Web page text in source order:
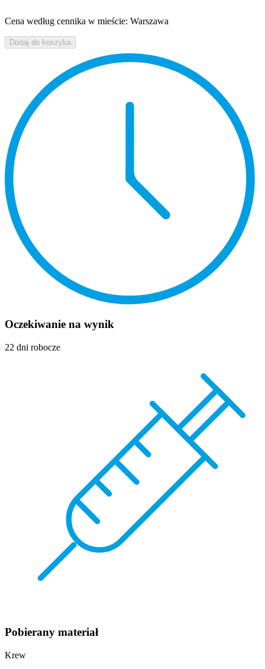
Cena według cennika w mieście: Warszawa
Dodaj do koszyka
Oczekiwanie na wynik
22 dni robocze
Pobierany materiał
Krew